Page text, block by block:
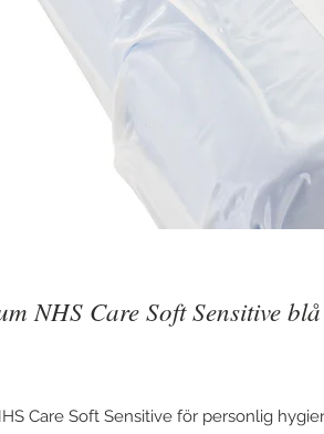
NHS Care Soft Sensitive
Care Soft Sensitive för personlig